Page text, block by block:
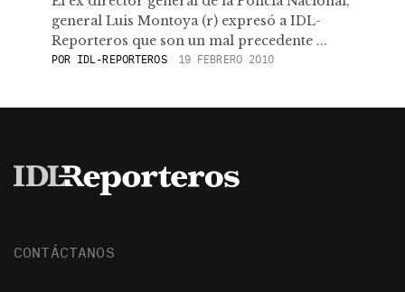
general Luis Montoya (r) expresó a IDL-
Reporteros que son un mal precedente ...
POR IDL-REPORTEROS 19 FEBRERO 2010
CONTÁCTANOS